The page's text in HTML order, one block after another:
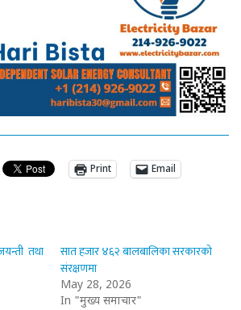
Print Email
तथा
सात हजार ४६२ बालबालिका सरकारको
संरक्षणमा
May 28, 2026
In "मुख्य समाचार"